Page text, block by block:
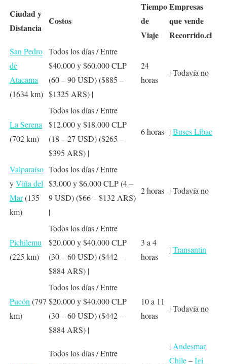
Ciudad y
Distancia
Costos
Tiempo
de
Viaje
Empresas
que vende
Recorrido.cl
San Pedro
de
Atacama
(1634 km)
Todos los días / Entre
$40.000 y $60.000 CLP
(60 – 90 USD) ($885 –
$1325 ARS) |
24
horas
| Todavía no
La Serena
(702 km)
Todos los días / Entre
$12.000 y $18.000 CLP
(18 – 27 USD) ($265 –
$395 ARS) |
6 horas |Buses Libac
Valparaíso
yViña del
Mar(135
km)
Todos los días / Entre
$3.000 y $6.000 CLP (4 –
9 USD) ($66 – $132 ARS)
|
2 horas | Todavía no
Pichilemu
(225 km)
Todos los días / Entre
$20.000 y $40.000 CLP
(30 – 60 USD) ($442 –
$884 ARS) |
3 a 4
horas
|Transantin
Pucón(797
km)
Todos los días / Entre
$20.000 y $40.000 CLP
(30 – 60 USD) ($442 –
$884 ARS) |
10 a 11
horas
| Todavía no
Todos los días / Entre
|Andesmar
Chile–Igi